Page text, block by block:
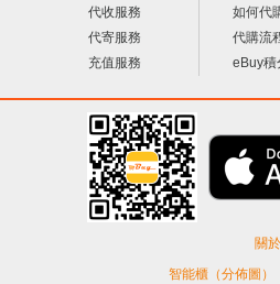
代收服務
代寄服務
充值服務
如何代
代購流
eBuy積
關
智能櫃（分佈圖）